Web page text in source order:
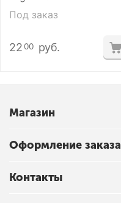
Под заказ
2200 руб.
Магазин
Оформление заказа
Контакты